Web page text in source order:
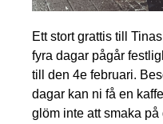
Ett stort grattis till
fyra dagar pågår
till den 4e februari.
dagar kan ni få en
glöm inte att smaka